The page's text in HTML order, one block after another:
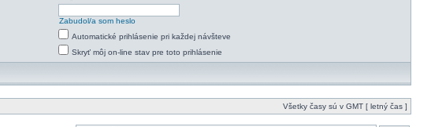
Zabudol/a som heslo
Automatické prihlásenie pri každej návšteve
Skryť môj on-line stav pre toto prihlásenie
Všetky časy sú v GMT [ letný čas ]